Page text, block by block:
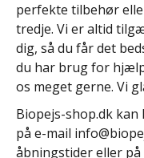
perfekte tilbehør
tredje. Vi er altid
dig, så du får det
du har brug for
os meget gerne. Vi
Biopejs-shop.dk kan
på e-mail
åbningstider eller på